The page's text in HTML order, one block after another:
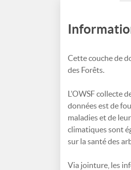
Cette couche de
des Forêts.
L’OWSF collecte
données est de
maladies et de
climatiques sont
sur la santé des
Via jointure, les